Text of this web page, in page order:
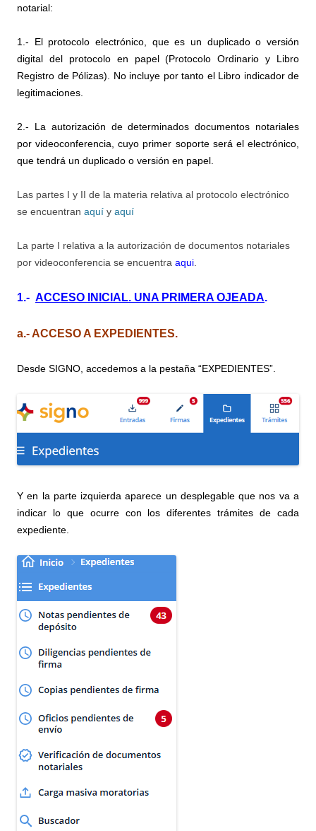
notarial:
1.- El protocolo electrónico, que es un duplicado o versión
digital del protocolo en papel (Protocolo Ordinario y Libro
Registro de Pólizas). No incluye por tanto el Libro indicador de
legitimaciones.
2.- La autorización de determinados documentos notariales
por videoconferencia, cuyo primer soporte será el electrónico,
que tendrá un duplicado o versión en papel.
Las partes I y II de la materia relativa al protocolo electrónico
se encuentran aquí y aquí
La parte I relativa a la autorización de documentos notariales
por videoconferencia se encuentra aqui.
1.- ACCESO INICIAL. UNA PRIMERA OJEADA.
a.- ACCESO A EXPEDIENTES.
Desde SIGNO, accedemos a la pestaña “EXPEDIENTES”.
Y en la parte izquierda aparece un desplegable que nos va a
indicar lo que ocurre con los diferentes trámites de cada
expediente.